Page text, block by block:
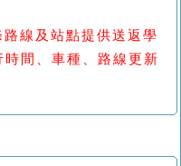
線及站點提供送返學
間、車種、路線更新